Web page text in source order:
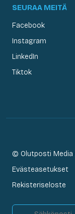
SEURAA MEITÄ
Facebook
Instagram
LinkedIn
Tiktok
© Olutposti Media
Evästeasetukset
Rekisteriseloste